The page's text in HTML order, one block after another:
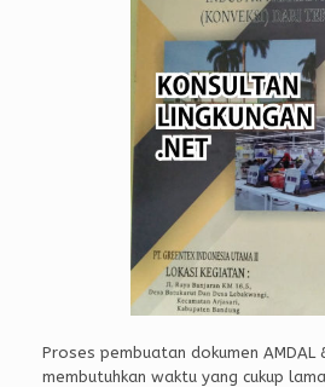
Proses pembuatan dokumen AMDAL
membutuhkan waktu yang cukup